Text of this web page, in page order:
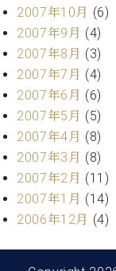
2007年10月 (6)
2007年9月 (4)
2007年8月 (3)
2007年7月 (4)
2007年6月 (6)
2007年5月 (5)
2007年4月 (8)
2007年3月 (8)
2007年2月 (11)
2007年1月 (14)
2006年12月 (4)